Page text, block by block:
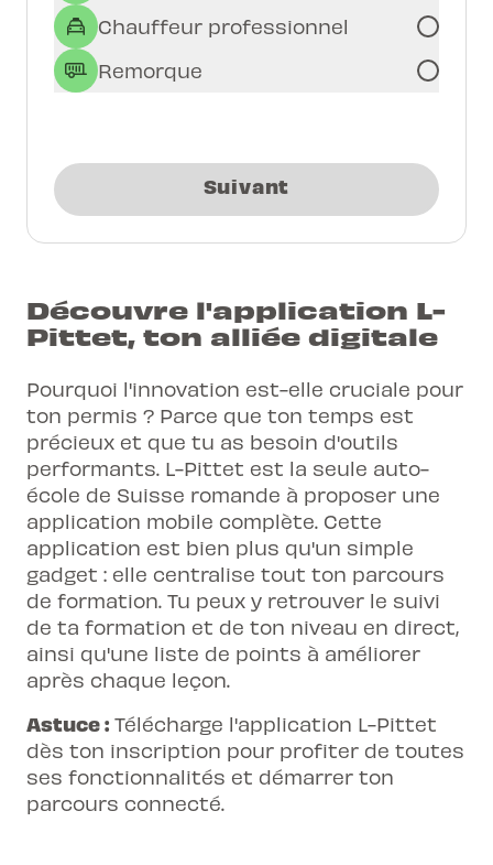
Chauffeur professionnel
Remorque
Suivant
Découvre l'application L-
Pittet, ton alliée digitale
Pourquoi l'innovation est-elle cruciale pour
ton permis ? Parce que ton temps est
précieux et que tu as besoin d'outils
performants. L-Pittet est la seule auto-
école de Suisse romande à proposer une
application mobile complète. Cette
application est bien plus qu'un simple
gadget : elle centralise tout ton parcours
de formation. Tu peux y retrouver le suivi
de ta formation et de ton niveau en direct,
ainsi qu'une liste de points à améliorer
après chaque leçon.
Astuce : Télécharge l'application L-Pittet
dès ton inscription pour profiter de toutes
ses fonctionnalités et démarrer ton
parcours connecté.